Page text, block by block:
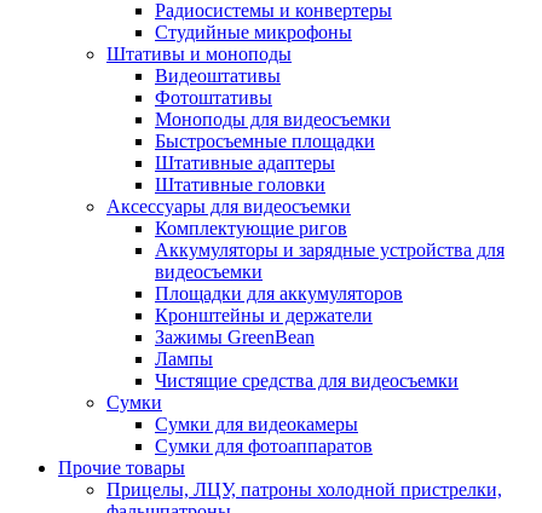
Радиосистемы и конвертеры
Студийные микрофоны
Штативы и моноподы
Видеоштативы
Фотоштативы
Моноподы для видеосъемки
Быстросъемные площадки
Штативные адаптеры
Штативные головки
Аксессуары для видеосъемки
Комплектующие ригов
Аккумуляторы и зарядные устройства для
видеосъемки
Площадки для аккумуляторов
Кронштейны и держатели
Зажимы GreenBean
Лампы
Чистящие средства для видеосъемки
Сумки
Сумки для видеокамеры
Сумки для фотоаппаратов
Прочие товары
Прицелы, ЛЦУ, патроны холодной пристрелки,